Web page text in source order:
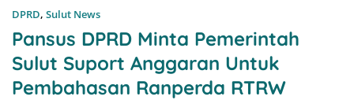
DPRD, Sulut News
Pansus DPRD Minta Pemerintah
Sulut Suport Anggaran Untuk
Pembahasan Ranperda RTRW